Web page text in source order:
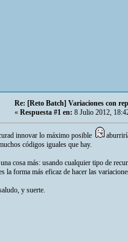
Re: [Reto Batch] Variaciones con
« Respuesta #1 en: 8 Julio 2012,
innovar lo máximo posible
códigos iguales que hay.
cosa más: usando cualquier tipo de
la forma más eficaz de hacer las
y suerte.